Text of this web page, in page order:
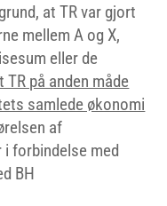
at TR var gjort
mellem A og X,
eller de
TR på anden måde
samlede økonomi
af
forbindelse med
BH